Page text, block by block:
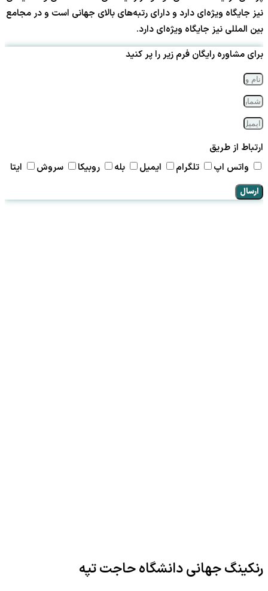
نیز جایگاه ویژه‌ای دارد و دارای رتبه‌های بالای جهانی است و در مجامع
بین المللی نیز جایگاه ویژه‌ای دارد.
برای مشاوره رایگان فرم زیر را پر کنید
ارتباط از طریق
واتس اپ
تلگرام ایمیل بله روبیکا سروش ایتا
ارسال
رنکینگ جهانی دانشگاه حاجت تپه